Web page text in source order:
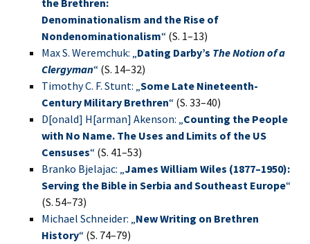
the Brethren:
Denominationalism and the Rise of
Nondenominationalism“ (S. 1–13)
Max S. Weremchuk: „Dating Darby’s The Notion of a
Clergyman“ (S. 14–32)
Timothy C. F. Stunt: „Some Late Nineteenth-
Century Military Brethren“ (S. 33–40)
D[onald] H[arman] Akenson: „Counting the People
with No Name. The Uses and Limits of the US
Censuses“ (S. 41–53)
Branko Bjelajac: „James William Wiles (1877–1950):
Serving the Bible in Serbia and Southeast Europe“
(S. 54–73)
Michael Schneider: „New Writing on Brethren
History“ (S. 74–79)